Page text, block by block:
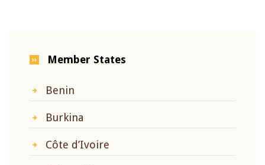
Member States
Benin
Burkina
Côte d’Ivoire